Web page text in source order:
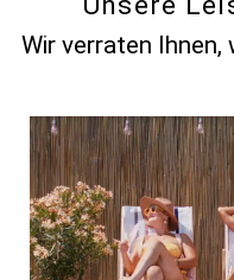
Wir verraten Ihnen,